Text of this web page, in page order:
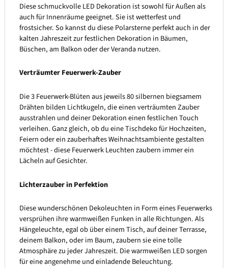
Diese schmuckvolle LED Dekoration ist sowohl für Außen als
auch für Innenräume geeignet. Sie ist wetterfest und
frostsicher. So kannst du diese Polarsterne perfekt auch in der
kalten Jahreszeit zur festlichen Dekoration in Bäumen,
Büschen, am Balkon oder der Veranda nutzen.
Verträumter Feuerwerk-Zauber
Die 3 Feuerwerk-Blüten aus jeweils 80 silbernen biegsamem
Drähten bilden Lichtkugeln, die einen verträumten Zauber
ausstrahlen und deiner Dekoration einen festlichen Touch
verleihen. Ganz gleich, ob du eine Tischdeko für Hochzeiten,
Feiern oder ein zauberhaftes Weihnachtsambiente gestalten
möchtest - diese Feuerwerk Leuchten zaubern immer ein
Lächeln auf Gesichter.
Lichterzauber in Perfektion
Diese wunderschönen Dekoleuchten in Form eines Feuerwerks
versprühen ihre warmweißen Funken in alle Richtungen. Als
Hängeleuchte, egal ob über einem Tisch, auf deiner Terrasse,
deinem Balkon, oder im Baum, zaubern sie eine tolle
Atmosphäre zu jeder Jahreszeit. Die warmweißen LED sorgen
für eine angenehme und einladende Beleuchtung.